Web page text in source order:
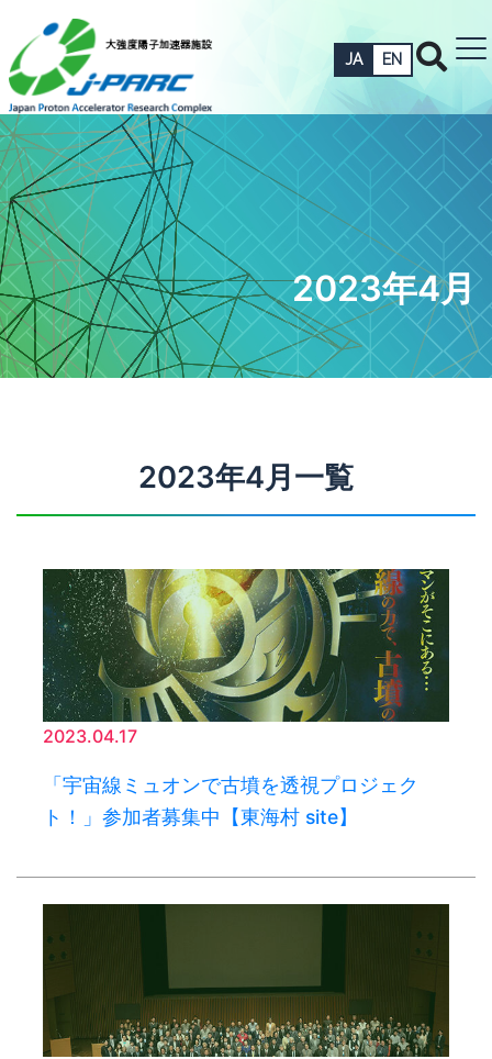
JA EN
2023年4月
2023年4月一覧
2023.04.17
「宇宙線ミュオンで古墳を透視プロジェク
ト！」参加者募集中【東海村 site】